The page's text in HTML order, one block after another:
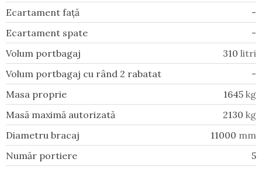
Ecartament față
-
Ecartament spate
-
Volum portbagaj
310 litri
Volum portbagaj cu rând 2 rabatat
-
Masa proprie
1645 kg
Masă maximă autorizată
2130 kg
Diametru bracaj
11000 mm
Număr portiere
5